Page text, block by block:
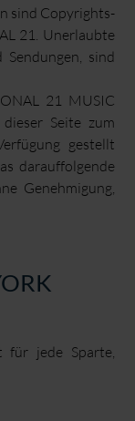
sind Copyrights-
21. Unerlaubte
sind
21 MUSIC
Seite zum
gestellt
darauffolgende
Genehmigung,
für jede Sparte,